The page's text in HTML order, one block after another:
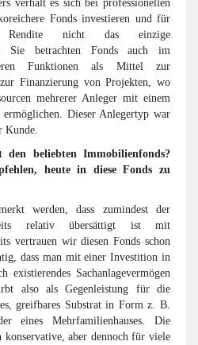
Fonds investieren und für
nicht das einzige
Sie betrachten Fonds auch im
Funktionen als Mittel zur
Finanzierung von Projekten, wo
mehrerer Anleger mit einem
Dieser Anlegertyp war
Kunde.
beliebten Immobilienfonds?
heute in diese Fonds zu
werden, dass zumindest der
relativ übersättigt ist mit
vertrauen wir diesen Fonds schon
dass man mit einer Investition in
Sachanlagevermögen
also als Gegenleistung für die
greifbares Substrat in Form z. B.
eines Mehrfamilienhauses. Die
aber dennoch für viele